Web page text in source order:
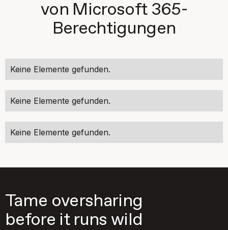
von Microsoft 365-
Berechtigungen
Keine Elemente gefunden.
Keine Elemente gefunden.
Keine Elemente gefunden.
Tame oversharing
before it runs wild